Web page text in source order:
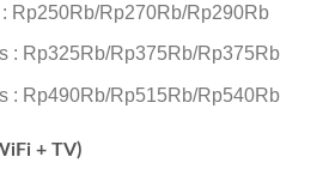
Rp250Rb/Rp270Rb/Rp290Rb
: Rp325Rb/Rp375Rb/Rp375Rb
: Rp490Rb/Rp515Rb/Rp540Rb
+ TV)